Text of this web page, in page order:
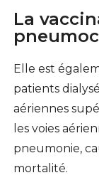
La
Elle est
patients
aériennes
les voies
pneumonie,
mortalité.